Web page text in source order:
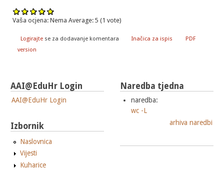
Vaša ocjena: Nema Average: 5 (1 vote)
Logirajtese za dodavanje komentara Inačica za ispis
PDF
version
AAI@EduHr Login
AAI@EduHr Login
Izbornik
Naslovnica
Vijesti
Kuharice
Naredba tjedna
naredba:
wc -L
arhiva naredbi